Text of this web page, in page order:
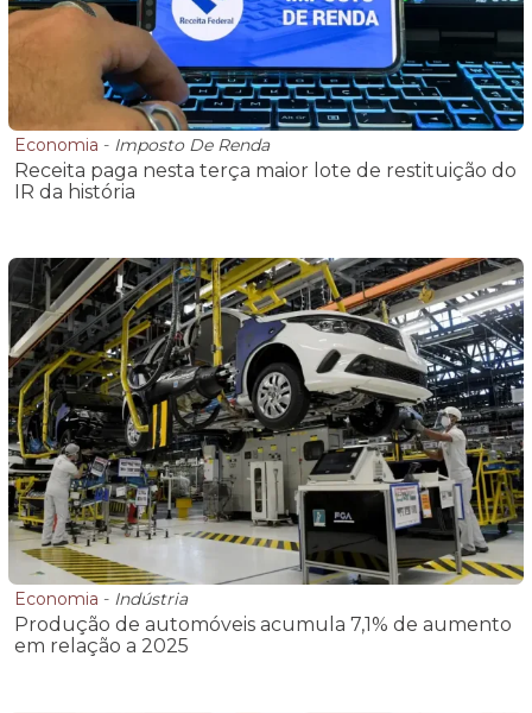
Economia - Imposto De Renda
Receita paga nesta terça maior lote de restituição do
IR da história
Economia - Indústria
Produção de automóveis acumula 7,1% de aumento
em relação a 2025